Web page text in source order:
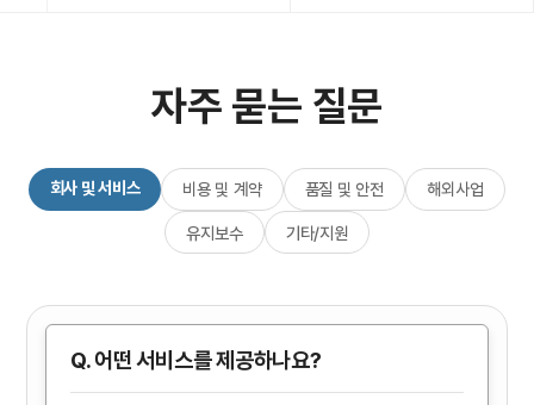
자주 묻는 질문
회사 및 서비스 비용 및 계약 품질 및 안전 해외사업
유지보수 기타/지원
Q. 어떤 서비스를 제공하나요?